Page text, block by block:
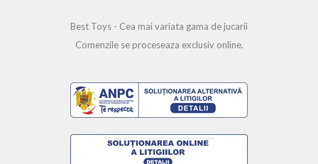
Best Toys - Cea mai variata gama de jucarii
Comenzile se proceseaza exclusiv online.